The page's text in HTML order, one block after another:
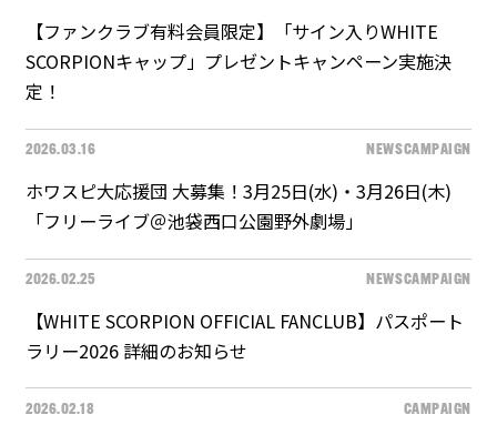
【ファンクラブ有料会員限定】「サイン入りWHITE
SCORPIONキャップ」プレゼントキャンペーン実施決
定！
2026.03.16
ホワスピ大応援団 大募集！3月25日(水)・3月26日(木)
「フリーライブ＠池袋西口公園野外劇場」
NEWSCAMPAIGN
2026.02.25
【WHITE SCORPION OFFICIAL FANCLUB】パスポート
ラリー2026 詳細のお知らせ
NEWSCAMPAIGN
2026.02.18 CAMPAIGN